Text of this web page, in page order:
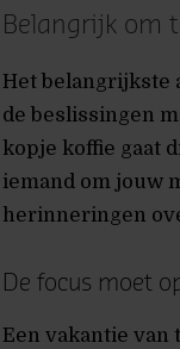
Belangrijk om
Het belangrijkste
de beslissingen
kopje koffie gaat
iemand om jouw
herinneringen
De focus moet
Een vakantie van